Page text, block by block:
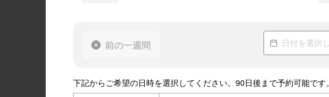
前の一週間
下記からご希望の日時を選択してください。90日後まで予約可能です。